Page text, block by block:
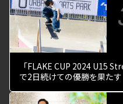
「FLAKE CUP 2024 U15
で2日続けての優勝を果た